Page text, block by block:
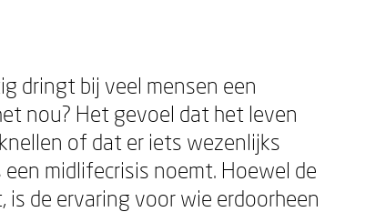
dringt bij veel mensen een
nou? Het gevoel dat het leven
of dat er iets wezenlijks
midlifecrisis noemt. Hoewel de
de ervaring voor wie erdoorheen